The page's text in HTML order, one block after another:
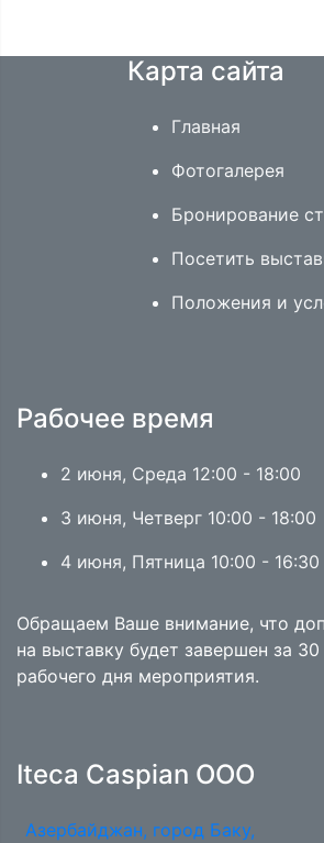
Карта сайта
Главная
Фотогалерея
Бронирование
Посетить
Положения и
Рабочее время
2 июня, Среда 12:00 - 18:00
3 июня, Четверг 10:00 - 18:00
4 июня, Пятница 10:00 - 16:30
Обращаем Ваше внимание, что
на выставку будет завершен за
рабочего дня мероприятия.
Iteca Caspian OOO
Азербайджан, город Баку,